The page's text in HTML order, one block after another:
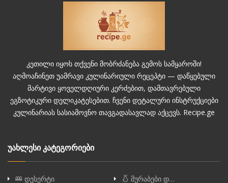
კეთილი იყოს თქვენი მობრძანება გემოს სამყაროში!
აღმოაჩინეთ უამრავი კულინარიული რეცეპტი — დაწყებული
მარტივი ყოველდღიური კერძებით, დამთავრებული
ეგზოტიკური დელიკატესებით. ჩვენი დეტალური ინსტრუქციები
კულინარიას სასიამოვნო თავგადასავლად აქცევს. Recipe.ge
უახლესი კატეგორიები
დესერტი
მურაბები დ…